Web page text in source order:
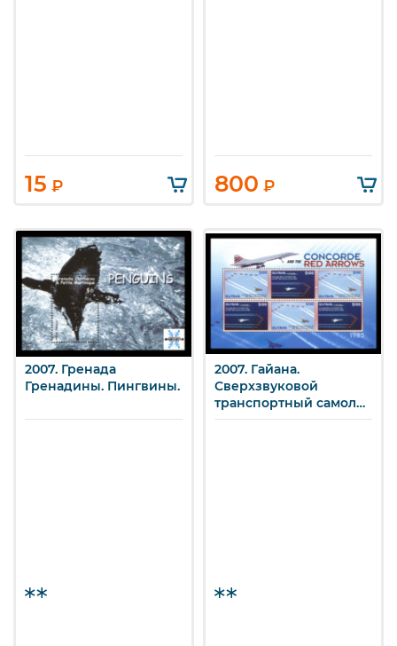
15 ₽ 800 ₽
2007. Гренада
Гренадины. Пингвины.
2007. Гайана.
Сверхзвуковой
транспортный самолёт
«Конкорд».